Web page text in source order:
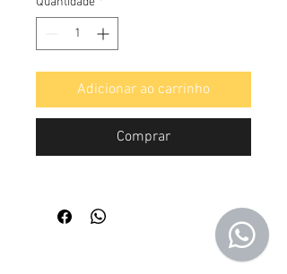
Adicionar ao carrinho
Comprar